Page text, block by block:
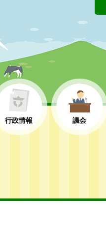
行政情報 議会